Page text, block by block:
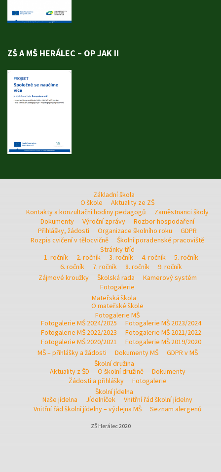
ZŠ A MŠ HERÁLEC – OP JAK II
Základní škola
O škole
Aktuality ze ZŠ
Kontakty a konzultační hodiny pedagogů
Zaměstnanci školy
Dokumenty
Výroční zprávy
Rozbor hospodaření
Přihlášky, žádosti
Organizace školního roku
GDPR
Rozpis cvičení v tělocvičně
Školní poradenské pracoviště
Stránky tříd
1. ročník
2. ročník 3. ročník 4. ročník
5. ročník
6. ročník
7. ročník 8. ročník
9. ročník
Zájmové kroužky
Školská rada
Kamerový systém
Fotogalerie
Mateřská škola
O mateřské škole
Fotogalerie MŠ
Fotogalerie MŠ 2024/2025
Fotogalerie MŠ 2023/2024
Fotogalerie MŠ 2022/2023
Fotogalerie MŠ 2021/2022
Fotogalerie MŠ 2020/2021
Fotogalerie MŠ 2019/2020
MŠ – přihlášky a žádosti
Dokumenty MŠ
GDPR v MŠ
Školní družina
Aktuality z ŠD
O školní družině
Dokumenty
Žádosti a přihlášky
Fotogalerie
Školní jídelna
Naše jídelna
Jídelníček
Vnitřní řád školní jídelny
Vnitřní řád školní jídelny – výdejna MŠ
Seznam alergenů
ZŠ Herálec 2020